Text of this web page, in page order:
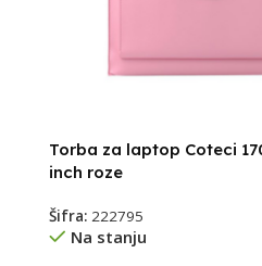
Torba za laptop Coteci
inch roze
Šifra:222795
Na stanju